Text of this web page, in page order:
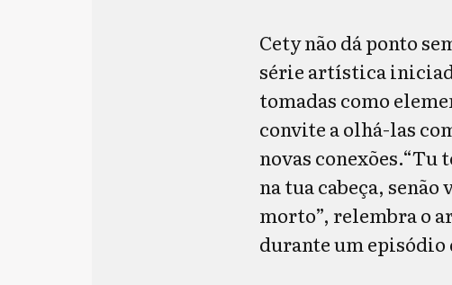
Cety não dá ponto
série artística
tomadas como
convite a olhá-las
novas conexões.“Tu
na tua cabeça,
morto”, relembra o
durante um episódio